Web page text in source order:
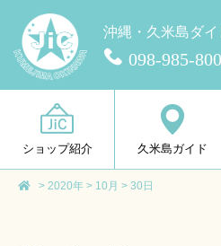
沖縄・久米島ダ
098-985-
ショップ紹介 久米島ガイド
> 2020年 > 10月 > 30日